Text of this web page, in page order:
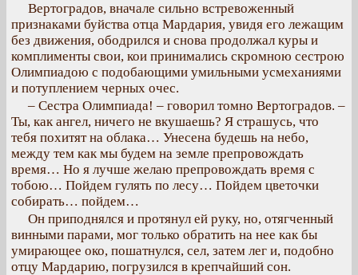
Вертоградов, вначале сильно встревоженный
признаками буйства отца Мардария, увидя его лежащим
без движения, ободрился и снова продолжал куры и
комплименты свои, кои принимались скромною сестрою
Олимпиадою с подобающими умильными усмеханиями
и потуплением черных очес.
– Сестра Олимпиада! – говорил томно Вертоградов. –
Ты, как ангел, ничего не вкушаешь? Я страшусь, что
тебя похитят на облака… Унесена будешь на небо,
между тем как мы будем на земле препровождать
время… Но я лучше желаю препровождать время с
тобою… Пойдем гулять по лесу… Пойдем цветочки
собирать… пойдем…
Он приподнялся и протянул ей руку, но, отягченный
винными парами, мог только обратить на нее как бы
умирающее око, пошатнулся, сел, затем лег и, подобно
отцу Мардарию, погрузился в крепчайший сон.